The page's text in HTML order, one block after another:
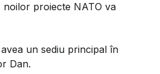
noilor proiecte NATO va
un sediu principal în
Dan.